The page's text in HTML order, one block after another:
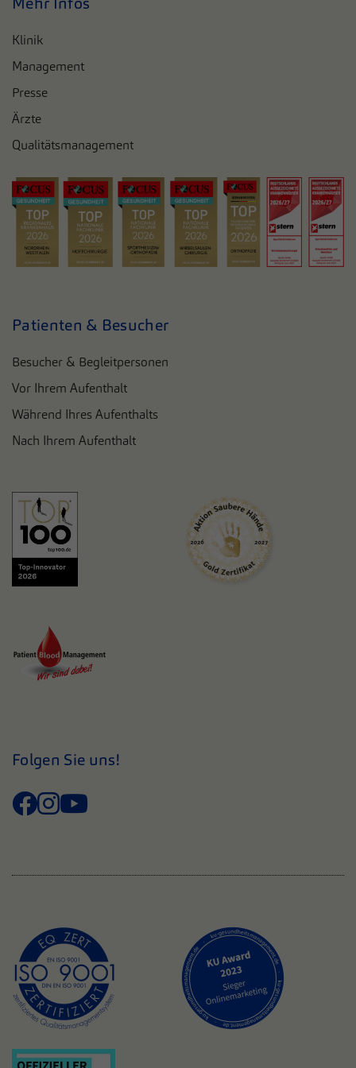
Klinik
Management
Presse
Ärzte
Qualitätsmanagement
Patienten & Besucher
Besucher & Begleitpersonen
Vor Ihrem Aufenthalt
Während Ihres Aufenthalts
Nach Ihrem Aufenthalt
Folgen Sie uns!
Zweck